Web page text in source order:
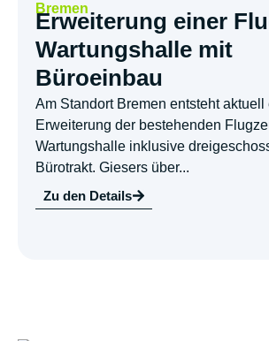
Bremen
Erweiterung einer
Wartungshalle mit
Büroeinbau
Am Standort Bremen entsteht
Erweiterung der bestehenden
Wartungshalle inklusive
Bürotrakt. Giesers über...
Zu den Details